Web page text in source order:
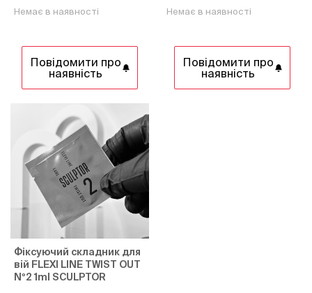
Немає в наявності
Повідомити про
наявність
Немає в наявності
Повідомити про
наявність
Фіксуючий складник для
вій FLEXI LINE TWIST OUT
Nº2 1ml SCULPTOR